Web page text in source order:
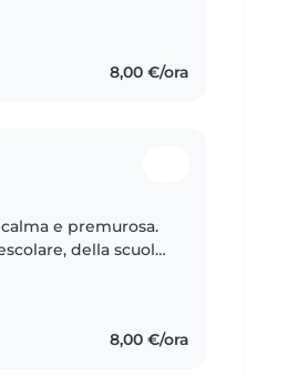
8,00 €/ora
e premurosa.
della scuola
8,00 €/ora